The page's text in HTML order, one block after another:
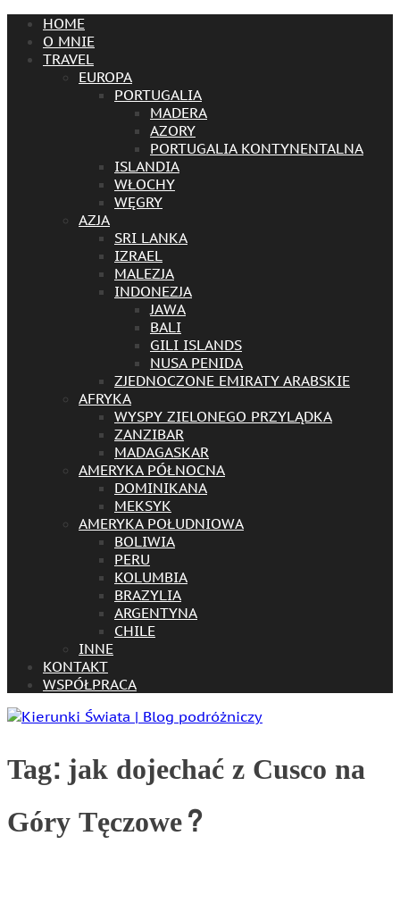
HOME
O MNIE
TRAVEL
EUROPA
PORTUGALIA
MADERA
AZORY
PORTUGALIA KONTYNENTALNA
ISLANDIA
WŁOCHY
WĘGRY
AZJA
SRI LANKA
IZRAEL
MALEZJA
INDONEZJA
JAWA
BALI
GILI ISLANDS
NUSA PENIDA
ZJEDNOCZONE EMIRATY ARABSKIE
AFRYKA
WYSPY ZIELONEGO PRZYLĄDKA
ZANZIBAR
MADAGASKAR
AMERYKA PÓŁNOCNA
DOMINIKANA
MEKSYK
AMERYKA POŁUDNIOWA
BOLIWIA
PERU
KOLUMBIA
BRAZYLIA
ARGENTYNA
CHILE
INNE
KONTAKT
WSPÓŁPRACA
Tag:jak dojechać z Cusco na
Góry Tęczowe?